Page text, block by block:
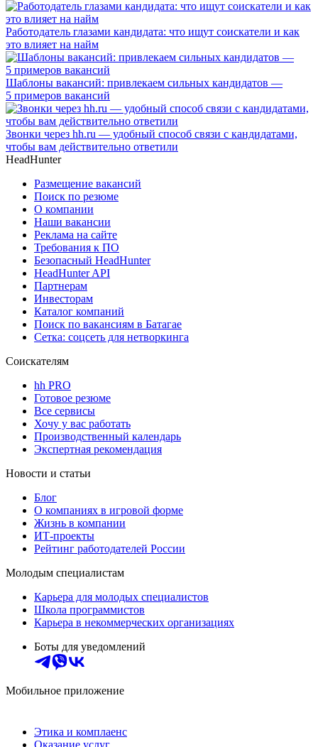
Работодатель глазами кандидата: что ищут соискатели и как
это влияет на найм
Шаблоны вакансий: привлекаем сильных кандидатов —
5 примеров вакансий
Звонки через hh.ru — удобный способ связи с кандидатами,
чтобы вам действительно ответили
HeadHunter
Размещение вакансий
Поиск по резюме
О компании
Наши вакансии
Реклама на сайте
Требования к ПО
Безопасный HeadHunter
HeadHunter API
Партнерам
Инвесторам
Каталог компаний
Поиск по вакансиям в Батагае
Сетка: соцсеть для нетворкинга
Соискателям
hh PRO
Готовое резюме
Все сервисы
Хочу у вас работать
Производственный календарь
Экспертная рекомендация
Новости и статьи
Блог
О компаниях в игровой форме
Жизнь в компании
ИТ-проекты
Рейтинг работодателей России
Молодым специалистам
Карьера для молодых специалистов
Школа программистов
Карьера в некоммерческих организациях
Боты для уведомлений
Мобильное приложение
Этика и комплаенс
Оказание услуг